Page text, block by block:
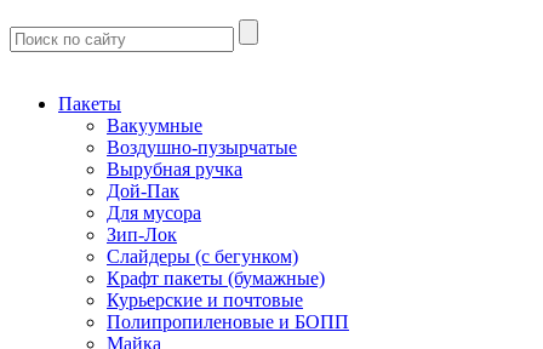
Пакеты
Вакуумные
Воздушно-пузырчатые
Вырубная ручка
Дой-Пак
Для мусора
Зип-Лок
Слайдеры (с бегунком)
Крафт пакеты (бумажные)
Курьерские и почтовые
Полипропиленовые и БОПП
Майка